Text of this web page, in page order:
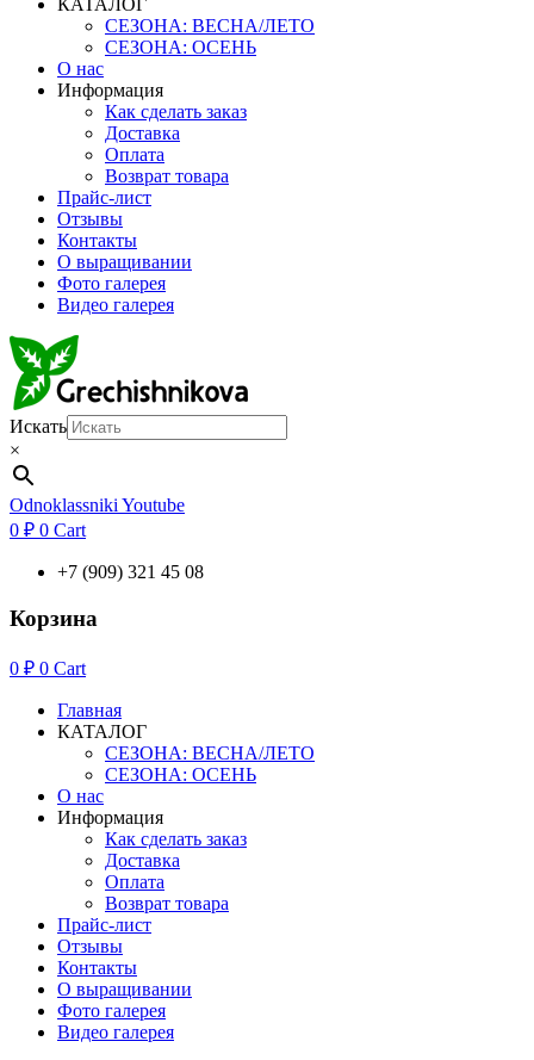
КАТАЛОГ
СЕЗОНА: ВЕСНА/ЛЕТО
СЕЗОНА: ОСЕНЬ
О нас
Информация
Как сделать заказ
Доставка
Оплата
Возврат товара
Прайс-лист
Отзывы
Контакты
О выращивании
Фото галерея
Видео галерея
Искать
×
OdnoklassnikiYoutube
0 ₽ 0 Cart
+7 (909) 321 45 08
Корзина
0 ₽ 0 Cart
Главная
КАТАЛОГ
СЕЗОНА: ВЕСНА/ЛЕТО
СЕЗОНА: ОСЕНЬ
О нас
Информация
Как сделать заказ
Доставка
Оплата
Возврат товара
Прайс-лист
Отзывы
Контакты
О выращивании
Фото галерея
Видео галерея